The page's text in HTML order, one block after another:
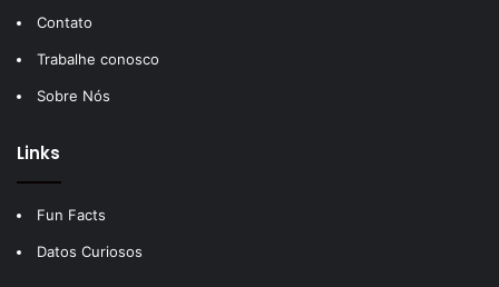
Contato
Trabalhe conosco
Sobre Nós
Links
Fun Facts
Datos Curiosos